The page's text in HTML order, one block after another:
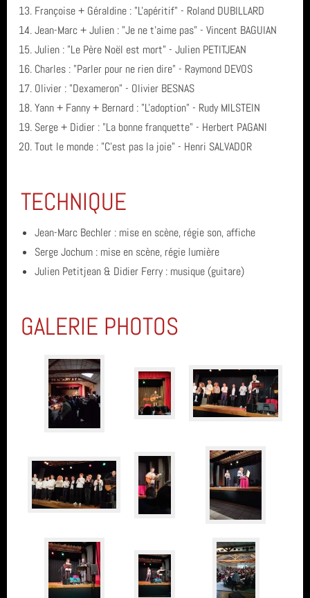
Françoise + Géraldine : "L'apéritif" - Roland DUBILLARD
Jean-Marc + Julien : "Je ne t'aime pas" - Vincent BAGUIAN
Julien : "Le Père Noël est mort" - Julien PETITJEAN
Charles : "Parler pour ne rien dire" - Raymond DEVOS
Olivier : "Dexameron" - Olivier BESNAS
Yann + Fanny + Bernard : "L'adoption" - Rudy MILSTEIN
Serge + Didier : "La bonne franquette" - Herbert PAGANI
Tout le monde : "C'est pas la joie" - Henri SALVADOR
TECHNIQUE
Jean-Marc Bechler : mise en scène, régie son, affiche
Serge Jochum : mise en scène, régie lumière
Julien Petitjean & Didier Ferry : musique (guitare)
GALERIE PHOTOS